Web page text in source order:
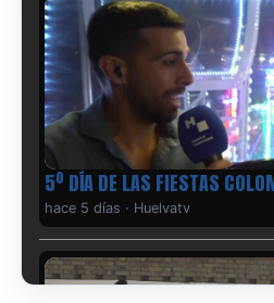
5º DÍA DE LAS FIESTAS
hace 5 días · Huelvatv